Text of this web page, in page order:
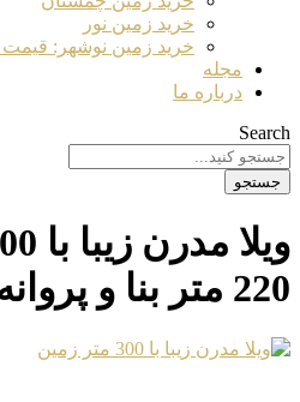
خرید زمین نور
خرید زمین نوشهر: قیمت
مجله
درباره ما
Search
جستجو
220 متر بنا و پروانه ساخت کامل